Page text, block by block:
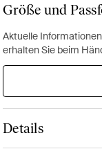
Größe und
Aktuelle
erhalten Sie beim
Details